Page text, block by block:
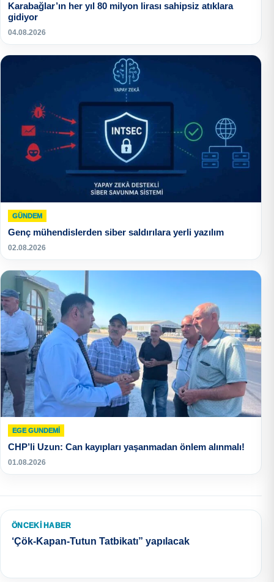
Karabağlar’ın her yıl 80 milyon lirası sahipsiz atıklara
gidiyor
04.08.2026
GÜNDEM
Genç mühendislerden siber saldırılara yerli yazılım
02.08.2026
EGE GUNDEMİ
CHP’li Uzun: Can kayıpları yaşanmadan önlem alınmalı!
01.08.2026
ÖNCEKI HABER
‘Çök-Kapan-Tutun Tatbikatı” yapılacak